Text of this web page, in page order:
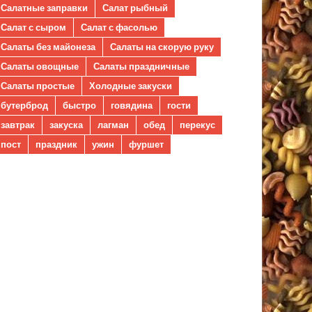
Салатные заправки
Салат рыбный
Салат с сыром
Салат с фасолью
Салаты без майонеза
Салаты на скорую руку
Салаты овощные
Салаты праздничные
Салаты простые
Холодные закуски
бутерброд
быстро говядина
гости
завтрак
закуска лагман обед
перекус
пост
праздник ужин фуршет